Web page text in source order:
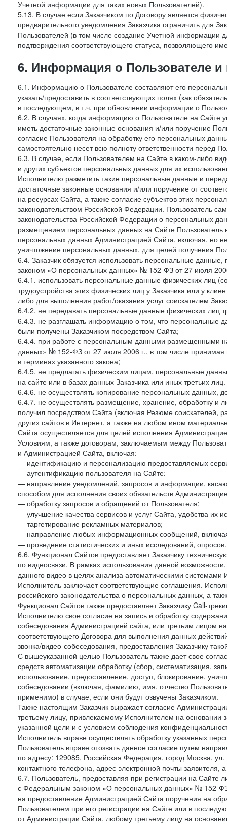
Учетной информации для таких новых Пользователей).
5.13. В случае если Заказчиком по Договору является
предварительного уведомления Заказчика ограничить для
Пользователей (в том числе создание Учетной информации
подтверждения соответствующего статуса, позволяющего
6. Информация о Пользователе
6.1. Информацию о Пользователе составляют его
указать/предоставить в соответствующих полях (как
в последующем, в т.ч. при обновлении информации о
6.2. В случаях, когда информацию о Пользователе на Сайте
иметь достаточные законные основания и/или поручение
согласие Пользователя на обработку его персональных
самостоятельно несет всю полноту ответственности перед
6.3. В случае, если Пользователем на Сайте в каком-либо
и других субъектов персональных данных для их
Исполнителю разметить такие персональные данные и
достаточные законные основания и/или поручение от
на ресурсах Сайта, а также согласие субъектов этих
законодательством Российской Федерации. Пользователь
законодательства Российской Федерации о персональных
размещением персональных данных на Сайте Пользователь
персональных данных Администрацией Сайта, включая, но
уничтожение персональных данных, для целей получения
6.4. Заказчик обязуется использовать персональные
законом «О персональных данных» № 152-ФЗ от 27 июля
6.4.1. использовать персональные данные физических лиц
трудоустройства этих физических лиц у Заказчика или у
либо для выполнения работ/оказания услуг соискателем
6.4.2. не передавать персональные данные физических лиц
6.4.3. не разглашать информацию о том, что персональные
были получены Заказчиком посредством Сайта;
6.4.4. при работе с персональным данными размещенными
данных» № 152-ФЗ от 27 июля 2006 г., в том числе принимая
в терминах указанного закона;
6.4.5. не предлагать физическим лицам, персональные
на сайте или в базах данных Заказчика или иных третьих лиц.
6.4.6. не осуществлять копирование персональных данных,
6.4.7. не осуществлять размещение, хранение, обработку и
получил посредством Сайта (включая Резюме
других сайтов в Интернет, а также на любом ином
Сайта осуществляется для целей исполнения
Условиям, а также договорам, заключаемым между
и Администрацией Сайта, включая:
— идентификацию и персонализацию предоставляемых
— аутентификацию пользователя на Сайте;
— направление уведомлений, запросов и информации,
способом для исполнения своих обязательств
— обработку запросов и обращений от Пользователя;
— улучшение качества сервисов и услуг Сайта, удобства их
— таргетирование рекламных материалов;
— направление любых информационных сообщений,
— проведение статистических и иных исследований, опросов.
6.6. Функционал Сайтов предоставляет Заказчику
по видеосвязи. В рамках использования данной
данного видео в целях анализа автоматическими
Исполнитель заключает соответствующие соглашения.
российского законодательства о персональных данных, а
Функционал Сайтов также предоставляет Заказчику Call-
Исполнителю свое согласие на запись и обработку
собеседования Администрацией сайта, или третьим лицом
соответствующего Договора для выполнения данных
звонка/видео-собеседования, предоставления Заказчику
С вышеуказанной целью Пользователь также дает свое
средств автоматизации обработку (сбор, систематизация,
использование, предоставление, доступ, блокирование,
собеседовании (включая, фамилию, имя, отчество
применимо) в случае, если они будут озвучены Заказчиком.
Также настоящим Заказчик выражает согласие
третьему лицу, привлекаемому Исполнителем на основании
указанной цели и с условием соблюдения
Исполнитель вправе осуществлять обработку указанных
Пользователь вправе отозвать данное согласие путем
по адресу: 129085, Российская Федерация, город Москва,
контактного телефона, адрес электронной почты
6.7. Пользователь, предоставляя при регистрации на
с Федеральным законом «О персональных данных» № 152-
на предоставление Администрацией Сайта поручения на
Пользователем при его регистрации на Сайте или в
от Администрации Сайта, любому третьему лицу на